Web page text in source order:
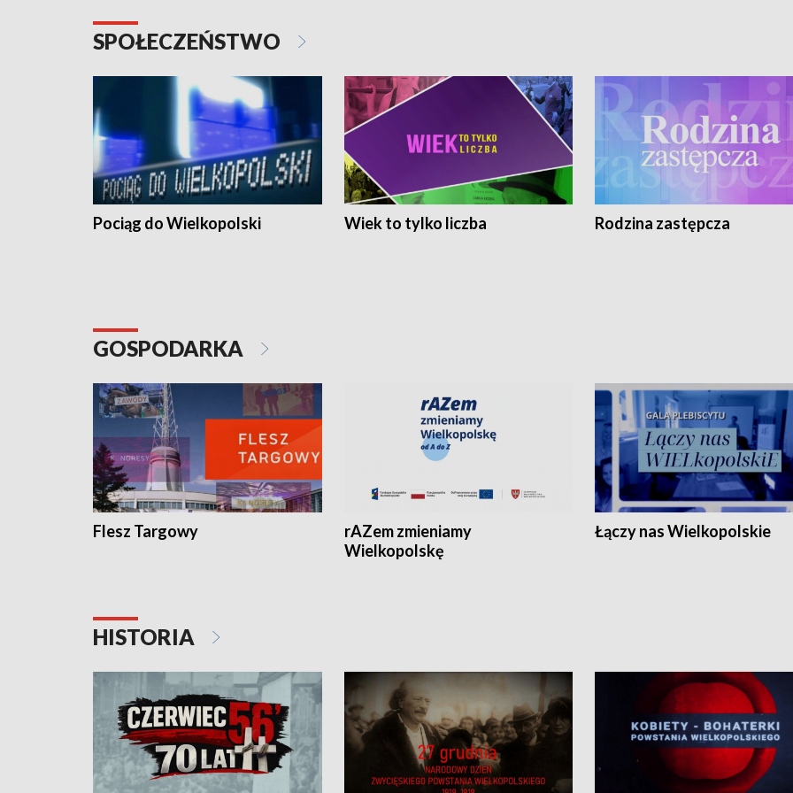
SPOŁECZEŃSTWO
Pociąg do Wielkopolski Wiek to tylko liczba Rodzina zastępcza
GOSPODARKA
Flesz Targowy
rAZem zmieniamy
Wielkopolskę
Łączy nas Wielkopolskie
HISTORIA